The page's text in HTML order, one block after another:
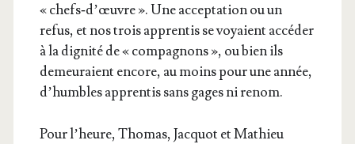
« chefs‑d’œuvre ». Une accep­ta­tion ou un
refus, et nos trois appren­tis se voyaient accé­der
à la digni­té de « com­pa­gnons », ou bien ils
demeu­raient encore, au moins pour une année,
d’humbles appren­tis sans gages ni renom.
Pour l’heure, Tho­mas, Jac­quot et Mathieu